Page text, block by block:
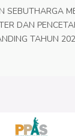
SEBUTHARGA
DAN
TAHUN